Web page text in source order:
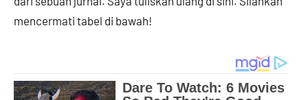
mencermati tabel di bawah!